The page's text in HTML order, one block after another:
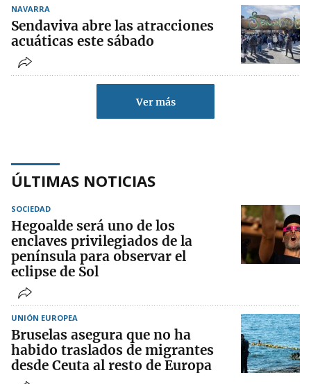
NAVARRA
Sendaviva abre las atracciones
acuáticas este sábado
Ver más
ÚLTIMAS NOTICIAS
SOCIEDAD
Hegoalde será uno de los
enclaves privilegiados de la
península para observar el
eclipse de Sol
UNIÓN EUROPEA
Bruselas asegura que no ha
habido traslados de migrantes
desde Ceuta al resto de Europa